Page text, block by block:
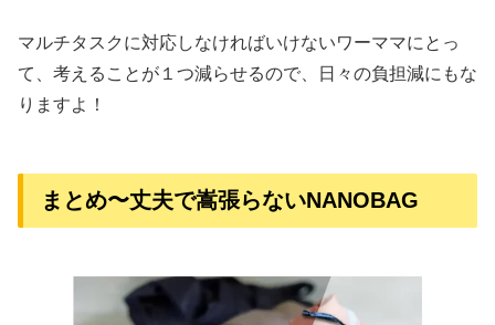
マルチタスクに対応しなければいけないワーママにとっ
て、考えることが１つ減らせるので、日々の負担減にもな
りますよ！
まとめ〜丈夫で嵩張らないNANOBAG